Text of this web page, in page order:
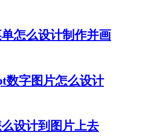
怎么设计制作并画
数字图片怎么设计
设计到图片上去